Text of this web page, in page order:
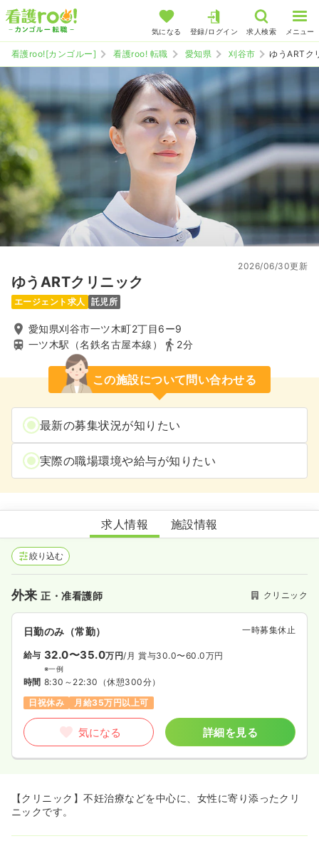
気になる 登録/ログイン 求人検索 メニュー
看護roo![カンゴルー] 看護roo! 転職 愛知県 刈谷市 ゆうARTク
ゆうARTクリニック
2026/06/30更新
エージェント求人 託児所
愛知県刈谷市一ツ木町2丁目6ー9
一ツ木駅（名鉄名古屋本線）
2分
この施設について問い合わせる
最新の募集状況が知りたい
実際の職場環境や給与が知りたい
ゆうARTクリニック
求人情報 施設情報
絞り込む
外来正・准看護師 クリニック
日勤のみ（常勤） 一時募集休止
給与 32.0〜35.0万円/月 賞与30.0〜60.0万円
※一例
時間 8:30～22:30 （休憩300分）
日祝休み
月給35万円以上可
気になる 詳細を見る
【クリニック】不妊治療などを中心に、女性に寄り添ったクリ
ニックです。